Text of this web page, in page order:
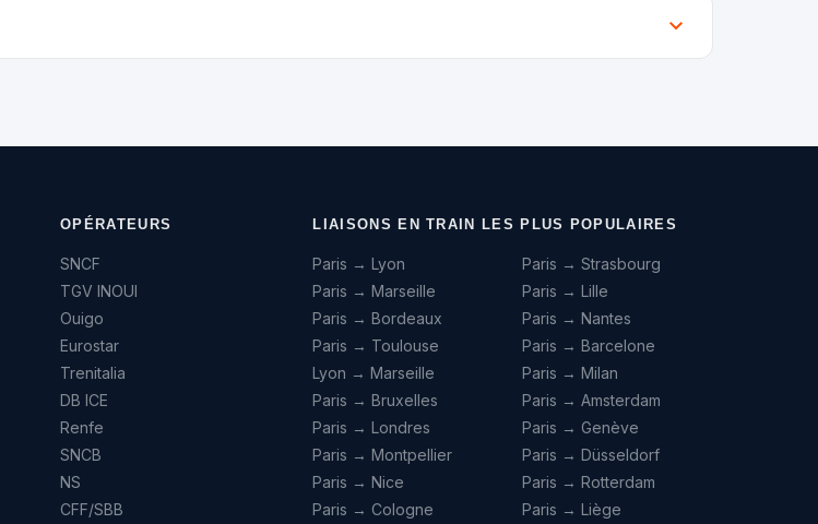
OPÉRATEURS
SNCF
TGV INOUI
Ouigo
Eurostar
Trenitalia
DB ICE
Renfe
SNCB
NS
CFF/SBB
LIAISONS EN TRAIN LES PLUS POPULAIRES
Paris → Lyon
Paris → Marseille
Paris → Bordeaux
Paris → Toulouse
Lyon → Marseille
Paris → Bruxelles
Paris → Londres
Paris → Montpellier
Paris → Nice
Paris → Cologne
Paris → Strasbourg
Paris → Lille
Paris → Nantes
Paris → Barcelone
Paris → Milan
Paris → Amsterdam
Paris → Genève
Paris → Düsseldorf
Paris → Rotterdam
Paris → Liège